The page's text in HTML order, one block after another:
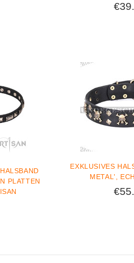
PLATTEN
EXKLUSIVES
METAL',